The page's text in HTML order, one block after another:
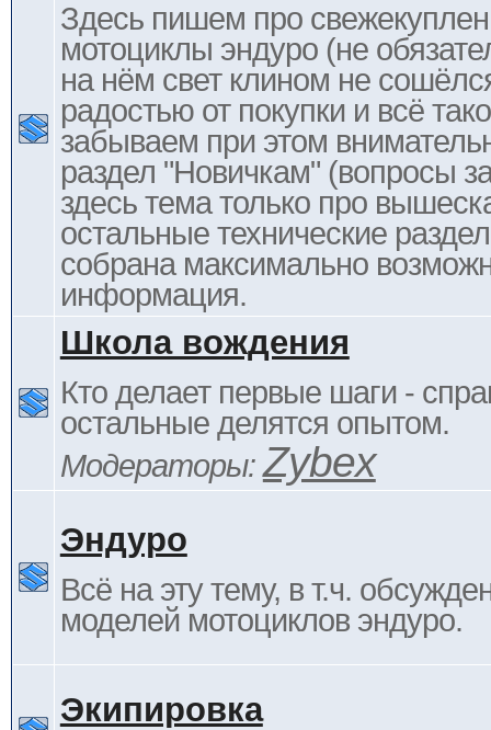
Здесь пишем про
мотоциклы эндуро (не
на нём свет клином не
радостью от покупки и всё
забываем при этом
раздел "Новичкам" (вопросы
здесь тема только про
остальные технические
собрана максимально
информация.
Школа вождения
Кто делает первые шаги -
остальные делятся опытом.
Модераторы:Zybex
Эндуро
Всё на эту тему, в т.ч.
моделей мотоциклов эндуро.
Экипировка